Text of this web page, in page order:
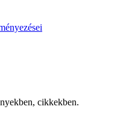
cikkekben.